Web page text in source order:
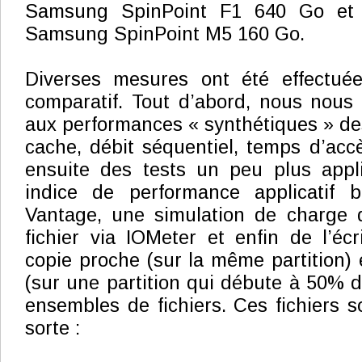
Samsung SpinPoint F1 640 Go et
Samsung SpinPoint M5 160 Go.
Diverses mesures ont été
comparatif. Tout d’abord, nous
aux performances « synthétiques »
cache, débit séquentiel, temps
ensuite des tests un peu plus
indice de performance applicatif
Vantage, une simulation de charge
fichier via IOMeter et enfin de
copie proche (sur la même partition)
(sur une partition qui débute à 50%
ensembles de fichiers. Ces fichiers
sorte :